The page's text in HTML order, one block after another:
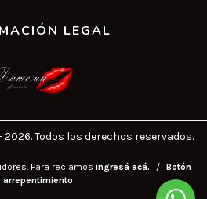
LEGAL
Todos los derechos reservados.
Para reclamos ingresá acá. /
Botón
arrepentimiento